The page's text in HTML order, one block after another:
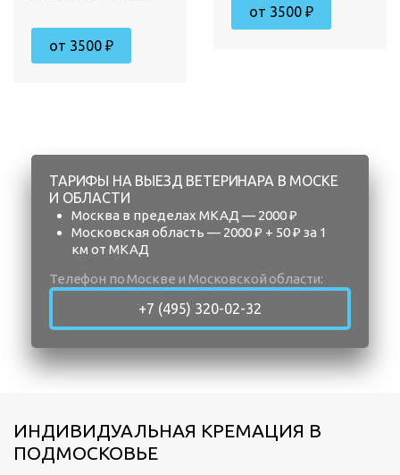
от 3500 ₽
от 3500 ₽
ТАРИФЫ НА ВЫЕЗД ВЕТЕРИНАРА В МОСКЕ
И ОБЛАСТИ
Москва в пределах МКАД — 2000 ₽
Московская область — 2000 ₽ + 50 ₽ за 1
км от МКАД
Телефон по Москве и Московской области:
+7 (495) 320-02-32
ИНДИВИДУАЛЬНАЯ КРЕМАЦИЯ В
ПОДМОСКОВЬЕ